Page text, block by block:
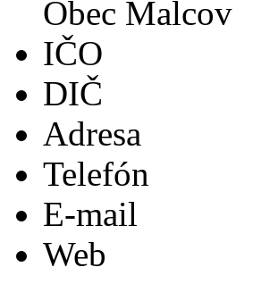
Obec Malcov
IČO
DIČ
Adresa
Telefón
E-mail
Web